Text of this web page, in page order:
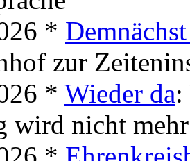
*
zur
* Wieder da:
wird nicht